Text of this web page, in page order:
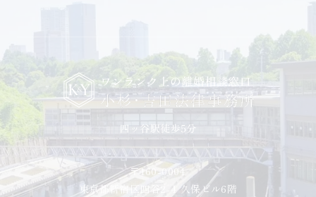
〒160-0004
東京都新宿区四谷2-4 久保ビル6階